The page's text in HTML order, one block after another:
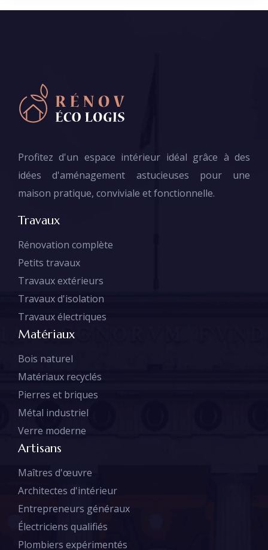
Profitez d'un espace intérieur idéal grâce à des
idées d'aménagement astucieuses pour une
maison pratique, conviviale et fonctionnelle.
Travaux
Rénovation complète
Petits travaux
Travaux extérieurs
Travaux d'isolation
Travaux électriques
Matériaux
Bois naturel
Matériaux recyclés
Pierres et briques
Métal industriel
Verre moderne
Artisans
Maîtres d'œuvre
Architectes d'intérieur
Entrepreneurs généraux
Électriciens qualifiés
Plombiers expérimentés